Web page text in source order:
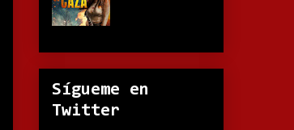
Sígueme en
Twitter